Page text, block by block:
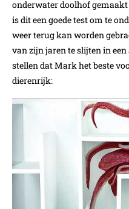
onderwater doolhof
is dit een goede test om te
weer terug kan worden
van zijn jaren te slijten in
stellen dat Mark het beste
dierenrijk: